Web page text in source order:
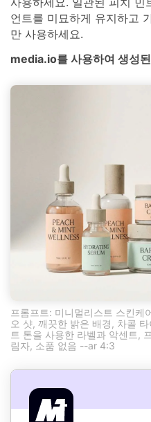
언트를 미묘하게 유지하고
만 사용하세요.
media.io를 사용하여 생성
프롬프트: 미니멀리스트 스킨케
오 샷, 깨끗한 밝은 배경, 차콜
트 톤을 사용한 라벨과 악센트,
림자, 소품 없음 --ar 4:3